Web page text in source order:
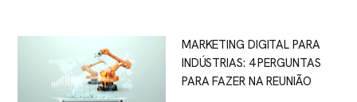
MARKETING DIGITAL PARA
INDÚSTRIAS: 4 PERGUNTAS
PARA FAZER NA REUNIÃO